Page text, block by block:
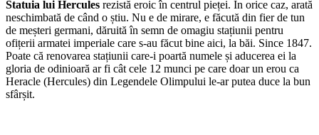
Statuia lui Hercules rezistă eroic în centrul pieței. În orice caz, arată
neschimbată de când o știu. Nu e de mirare, e făcută din fier de tun
de meșteri germani, dăruită în semn de omagiu stațiunii pentru
ofițerii armatei imperiale care s-au făcut bine aici, la băi. Since 1847.
Poate că renovarea stațiunii care-i poartă numele și aducerea ei la
gloria de odinioară ar fi cât cele 12 munci pe care doar un erou ca
Heracle (Hercules) din Legendele Olimpului le-ar putea duce la bun
sfârșit.